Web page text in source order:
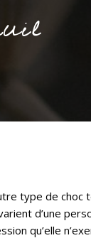
type de
d’une
qu’elle